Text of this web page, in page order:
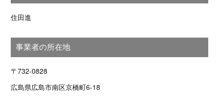
住田進
事業者の所在地
〒732-0828
広島県広島市南区京橋町6-18